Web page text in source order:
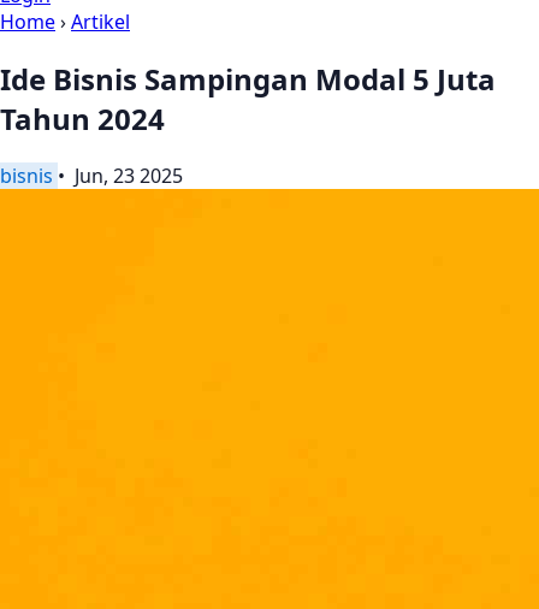
Home›Artikel
Ide Bisnis Sampingan Modal 5 Juta
Tahun 2024
bisnis • Jun, 23 2025